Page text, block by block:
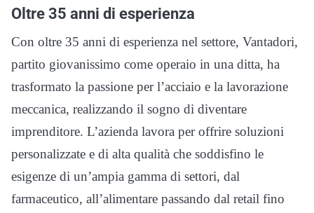
Oltre 35 anni di esperienza
Con oltre 35 anni di esperienza nel settore, Vantadori,
partito giovanissimo come operaio in una ditta, ha
trasformato la passione per l’acciaio e la lavorazione
meccanica, realizzando il sogno di diventare
imprenditore. L’azienda lavora per offrire soluzioni
personalizzate e di alta qualità che soddisfino le
esigenze di un’ampia gamma di settori, dal
farmaceutico, all’alimentare passando dal retail fino